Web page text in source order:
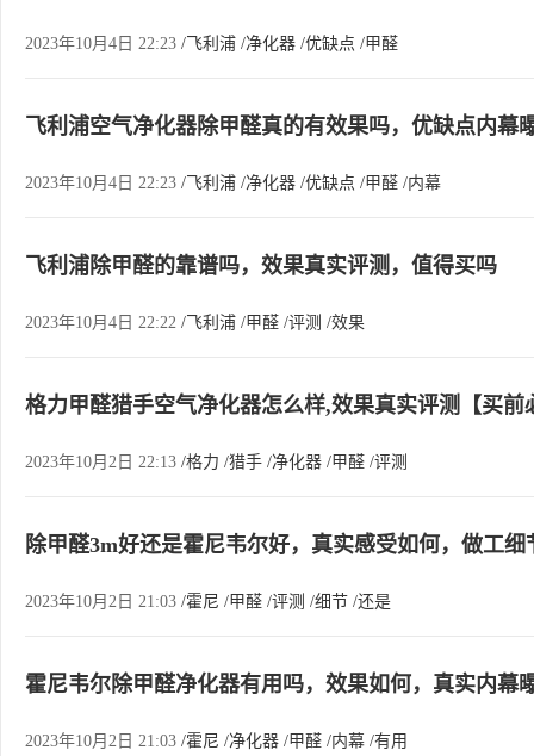
2023年10月4日 22:23 /飞利浦 /净化器 /优缺点 /甲醛
飞利浦空气净化器除甲醛真的有效果吗，优缺点内幕
2023年10月4日 22:23 /飞利浦 /净化器 /优缺点 /甲醛 /内幕
飞利浦除甲醛的靠谱吗，效果真实评测，值得买吗
2023年10月4日 22:22 /飞利浦 /甲醛 /评测 /效果
格力甲醛猎手空气净化器怎么样,效果真实评测【买前
2023年10月2日 22:13 /格力 /猎手 /净化器 /甲醛 /评测
除甲醛3m好还是霍尼韦尔好，真实感受如何，做工细
2023年10月2日 21:03 /霍尼 /甲醛 /评测 /细节 /还是
霍尼韦尔除甲醛净化器有用吗，效果如何，真实内幕
2023年10月2日 21:03 /霍尼 /净化器 /甲醛 /内幕 /有用